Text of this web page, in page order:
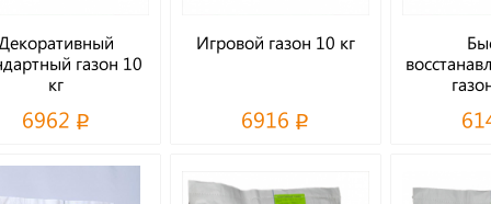
газон 10
кг
6962
Игровой газон 10 кг
6916